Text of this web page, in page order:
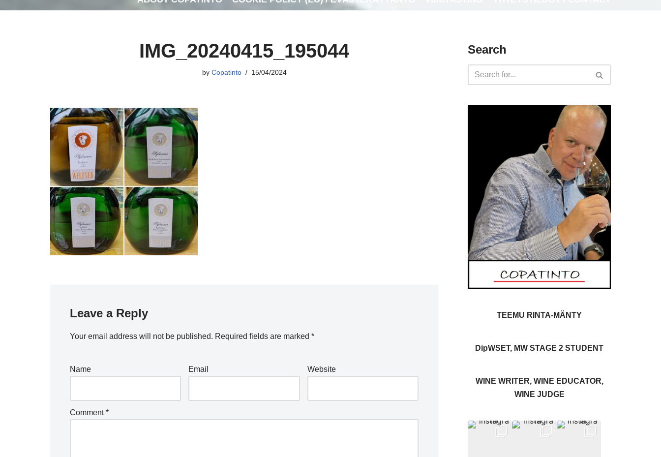
IMG_20240415_195044
by Copatinto 15/04/2024
Leave a Reply
Your email address will not be published. Required fields are marked *
Name Email Website
Comment*
Search
TEEMU RINTA-MÄNTY
DipWSET, MW STAGE 2 STUDENT
WINE WRITER, WINE EDUCATOR,
WINE JUDGE